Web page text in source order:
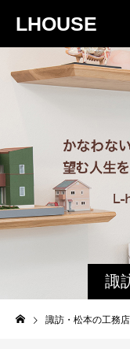
LHOUSE
諏
の
諏訪・松本の工務